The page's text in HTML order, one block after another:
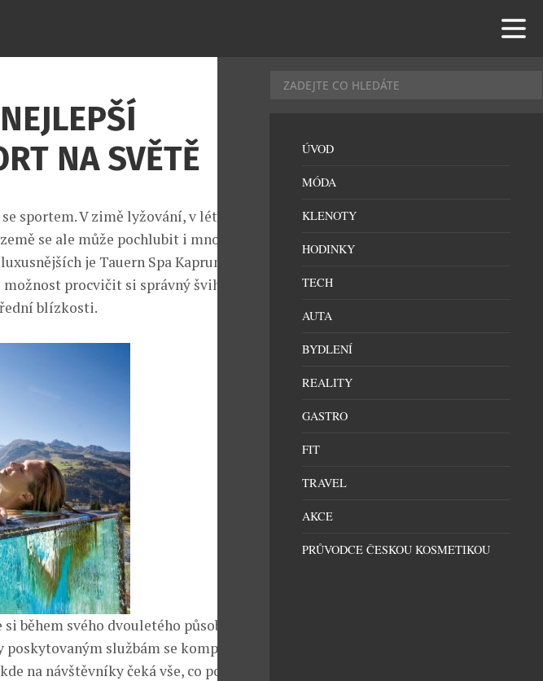
NA SVĚTĚ
sportem. V zimě lyžování, v létě
se ale může pochlubit i množstvím
je Tauern Spa Kaprun
procvičit si správný švih na
blízkosti.
během svého dvouletého působení
službám se komplex stal
na návštěvníky čeká vše, co potřebují
ÚVOD
MÓDA
KLENOTY
HODINKY
TECH
AUTA
BYDLENÍ
REALITY
GASTRO
FIT
TRAVEL
AKCE
PRŮVODCE ČESKOU KOSMETIKOU